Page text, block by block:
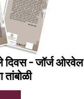
दिवस - जॉर्ज ओरवेल
तांबोळी